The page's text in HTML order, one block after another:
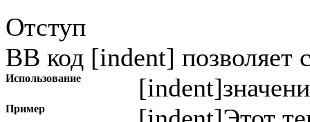
Отступ
BB код [indent] позволяет
Использование [indent]
Пример